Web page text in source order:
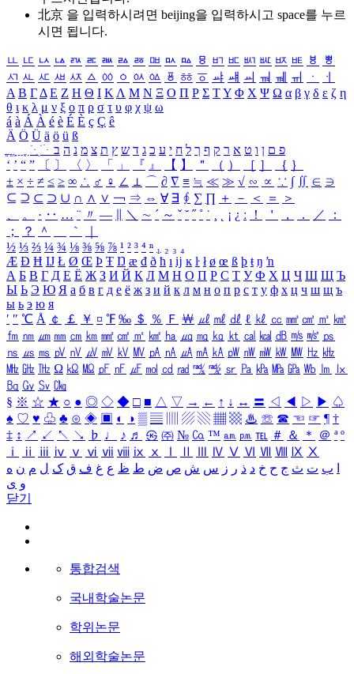
北京 을 입력하시려면 beijing을 입력하시고 space를 누르
시면 됩니다.
ㅥ ㅦ ㅧ ㅨ ㅩ ㅪ ㅫ ㅬ ㅭ ㅮ ㅯ ㅰ ㅱ ㅲ ㅳ ㅴ ㅵ ㅶ ㅷ ㅸ
ㅹ
ㅺ ㅻ ㅼ ㅽ ㅾ ㅿ ㆀ ㆁ ㆂ ㆃ ㆄ ㆅ ㆆ ㆇ ㆈ ㆉ ㆊ ㆋ ㆌ ㆍ
ㆎ
Α Β ΓΔ Ε Ζ Η Θ Ι ΚΛ Μ Ν Ξ Ο Π Ρ Σ ΤΥ Φ Χ Ψ Ω α β γ δ ε ζ η
θ ι κ λ μ ν ξ ο π ρ σ τ υ φ χ ψ ω
á à Á À é è É È ç Ç ê
Ä Ö Ü ä ö ü ß
ִֶֹ ֻּ ׁׂ פ ם ן ו ט א ר ק ף ך ל ח י ע כ ג ד ש ץ ת צ מ נ ה ב
‘ ’ “ ” 〔 〕 〈 〉 「 」 『 』 【 】 ＂ （ ） ［ ］ ｛ ｝
± × ÷ ≠ ≤ ≥ ∞ ∴ ♂ ♀ ∠ ⊥ ⌒ ∂ ∇ ≡ ≒ ≪ ≫ √ ∽ ∝ ∵ ∫ ∬ ∈ ∋
⊆ ⊇ ⊂ ⊃ ∪ ∩ ∧ ∨ ￢ ⇒ ⇔ ∀ ∃ ∮ ∑ ∏ ＋ － ＜ ＝
＞
、
。 · ‥ … ¨ 〃 ― ＼ ∼ ´ ～ ˇ ˘ ˝ ˚ ˙ ¸ ¡ ¿ ː ！ ＇ ， ． ／
：
；
？ ＾ ｀
½ ⅓ ⅔ ¼ ¾ ⅛ ⅜ ⅝ ⅞ ¹ ² ³ ⁴ ⁿ ₁ ₂ ₃ ₄
Æ Ð Ħ Ĳ Ł Ø Œ Þ Ŧ Ŋ æ đ ð ħ ı ĳ ĸ ŀ ł ø œ ß þ ŧ ŋ ŉ
А Б В Г Д Е Ё Ж З И Й К Л М Н О П Р С Т У Ф Х Ц Ч Ш Щ Ъ
Ы Ь Э Ю Я а б в г д е ё ж з и й к л м н о п р с т у ф х ц ч ш щ ъ
ы ь э ю я
′ ″ ℃ Å ￠ ￡ ￥ ¤ ℉ ‰ ＄ ％ Ｆ ￦ ㎕ ㎖ ㎗ ℓ ㎘ ㏄ ㎣ ㎤ ㎥ ㎦
㎙ ㎚ ㎛ ㎜ ㎝ ㎞ ㎟ ㎠ ㎡ ㎢ ㏊ ㎍ ㎎ ㎏ ㏏ ㎈ ㎉ ㏈ ㎧ ㎨ ㎰
㎱ ㎲ ㎳ ㎴ ㎵ ㎶ ㎷ ㎸ ㎹ ㎀ ㎁ ㎂ ㎃ ㎄ ㎺ ㎻ ㎽ ㎾ ㎿ ㎐ ㎑
㎒ ㎓ ㎔ Ω ㏀ ㏁ ㎊ ㎋ ㎌ ㏖ ㏅ ㎭ ㎮ ㎯ ㏛ ㎩ ㎪ ㎫ ㎬ ㏝ ㏐
㏓
㏃ ㏉ ㏜ ㏆
§ ※ ☆ ★ ○ ● ◎ ◇ ◆ □ ■ △ ▽ → ← ↑ ↓ ↔ 〓 ◁ ◀ ▷ ▶ ♤
♠ ♡ ♥ ♧ ♣ ⊙ ◈ ▣ ◐ ◑ ▒ ▤ ▨ ▧ ▦ ▩ ♨ ☏ ☎ ☜ ☞ ¶ †
‡ ↕ ↗ ↙ ↖ ↘ ♭ ♩ ♪ ♬ ㉿ ㈜ № ㏇ ™ ㏂ ㏘ ℡ ＃ ＆ ＊ ＠ ª º
ⅰ
ⅱ ⅲ ⅳ ⅴ ⅵ ⅶ ⅷ ⅸ ⅹ Ⅳ Ⅴ Ⅵ Ⅶ Ⅷ Ⅸ Ⅹ
ب ت ث ج ح خ د ذ ر ز س ش ص ض ط ظ ع غ ف ق ک ل م ن ه
و ی
닫기
통합검색
국내학술논문
학위논문
해외학술논문